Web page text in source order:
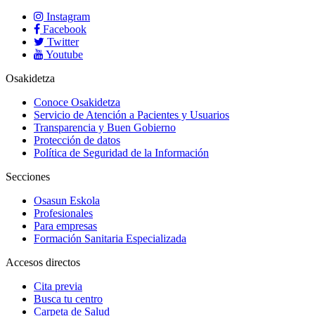
Instagram
Facebook
Twitter
Youtube
Osakidetza
Conoce Osakidetza
Servicio de Atención a Pacientes y Usuarios
Transparencia y Buen Gobierno
Protección de datos
Política de Seguridad de la Información
Secciones
Osasun Eskola
Profesionales
Para empresas
Formación Sanitaria Especializada
Accesos directos
Cita previa
Busca tu centro
Carpeta de Salud